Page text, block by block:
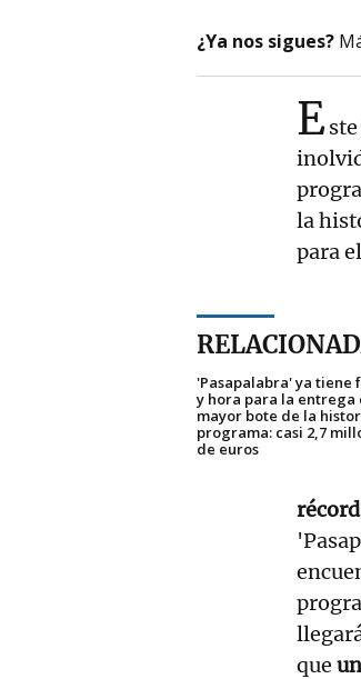
¿Ya nos sigues?
E
la
para
'Pasapalabra' ya tiene
y hora para la entrega
mayor bote de la
programa: casi 2,7
de euros
que